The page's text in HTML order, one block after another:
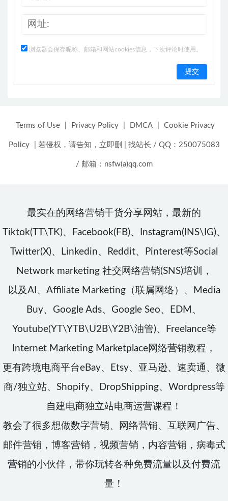
浏览器会保存昵称、邮箱和网站cookies信息，下次评论时使用。
Terms of Use Privacy Policy DMCA Cookie Privacy
Policy 若侵权，请告知，立即删 找站长 / QQ：250075083
/ 邮箱：nsfw(a)qq.com
最实在的网络营销干货分享网站，最新的
Tiktok(TT\TK)、Facebook(FB)、Instagram(INS\IG)、
Twitter(X)、Linkedin、Reddit、Pinterest等Social
Network marketing 社交网络营销(SNS)培训，
以及AI、Affiliate Marketing（联属网络）、Media
Buy、Google Ads、Google Seo、EDM、
Youtube(YT\YTB\U2B\Y2B\油管)、Freelance等
Internet Marketing Marketplace网络营销教程，
更有跨境电商平台eBay、Etsy、亚马逊、速卖通、微
商/独立站、Shopify、DropShipping、Wordpress等
自建电商独立站电商运营课程！
教会了很多想做数字营销、网络营销、互联网广告、
邮件营销，博客营销，视频营销，内容营销，病毒式
营销的小伙伴，带你玩转各种免费流量以及付费流
量！